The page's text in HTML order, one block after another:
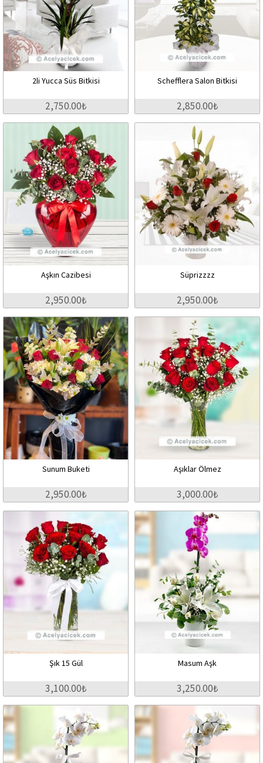
2li Yucca Süs Bitkisi
2,750.00₺
Schefflera Salon Bitkisi
2,850.00₺
Aşkın Cazibesi
2,950.00₺
Süprizzzz
2,950.00₺
Sunum Buketi
2,950.00₺
Aşıklar Ölmez
3,000.00₺
Şık 15 Gül
3,100.00₺
Masum Aşk
3,250.00₺